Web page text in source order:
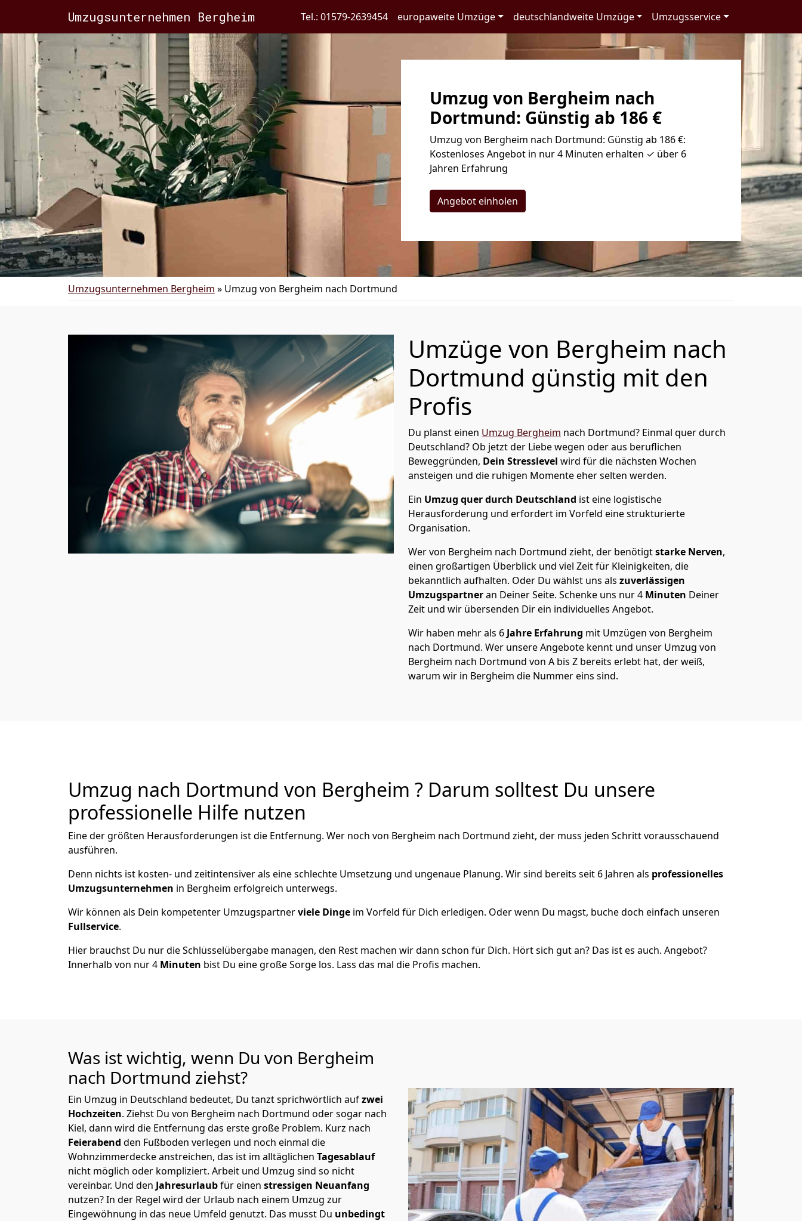
Umzugsunternehmen Bergheim Tel.: 01579-2639454 europaweite Umzüge deutschlandweite Umzüge Umzugsservice
Umzug von Bergheim nach
Dortmund: Günstig ab 186 €
Umzug von Bergheim nach Dortmund: Günstig ab 186 €:
Kostenloses Angebot in nur 4 Minuten erhalten ✓ über 6
Jahren Erfahrung
Angebot einholen
Umzugsunternehmen Bergheim » Umzug von Bergheim nach Dortmund
Umzüge von Bergheim nach
Dortmund günstig mit den
Profis
Du planst einen Umzug Bergheim nach Dortmund? Einmal quer durch
Deutschland? Ob jetzt der Liebe wegen oder aus beruflichen
Beweggründen, Dein Stresslevel wird für die nächsten Wochen
ansteigen und die ruhigen Momente eher selten werden.
Ein Umzug quer durch Deutschland ist eine logistische
Herausforderung und erfordert im Vorfeld eine strukturierte
Organisation.
Wer von Bergheim nach Dortmund zieht, der benötigtstarke Nerven,
einen großartigen Überblick und viel Zeit für Kleinigkeiten, die
bekanntlich aufhalten. Oder Du wählst uns als zuverlässigen
Umzugspartneran Deiner Seite. Schenke uns nur4 Minuten Deiner
Zeit und wir übersenden Dir ein individuelles Angebot.
Wir haben mehr als 6 Jahre Erfahrung mit Umzügen von Bergheim
nach Dortmund. Wer unsere Angebote kennt und unser Umzug von
Bergheim nach Dortmund von A bis Z bereits erlebt hat, der weiß,
warum wir in Bergheim die Nummer eins sind.
Umzug nach Dortmund von Bergheim ? Darum solltest Du unsere
professionelle Hilfe nutzen
Eine der größten Herausforderungen ist die Entfernung. Wer noch von Bergheim nach Dortmund zieht, der muss jeden Schritt vorausschauend
ausführen.
Denn nichts ist kosten- und zeitintensiver als eine schlechte Umsetzung und ungenaue Planung. Wir sind bereits seit 6 Jahren als professionelles
Umzugsunternehmen in Bergheim erfolgreich unterwegs.
Wir können als Dein kompetenter Umzugspartnerviele Dinge im Vorfeld für Dich erledigen. Oder wenn Du magst, buche doch einfach unseren
Fullservice.
Hier brauchst Du nur die Schlüsselübergabe managen, den Rest machen wir dann schon für Dich. Hört sich gut an? Das ist es auch. Angebot?
Innerhalb von nur 4 Minuten bist Du eine große Sorge los. Lass das mal die Profis machen.
Was ist wichtig, wenn Du von Bergheim
nach Dortmund ziehst?
Ein Umzug in Deutschland bedeutet, Du tanzt sprichwörtlich aufzwei
Hochzeiten. Ziehst Du von Bergheim nach Dortmund oder sogar nach
Kiel, dann wird die Entfernung das erste große Problem. Kurz nach
Feierabend den Fußboden verlegen und noch einmal die
Wohnzimmerdecke anstreichen, das ist im alltäglichen Tagesablauf
nicht möglich oder kompliziert. Arbeit und Umzug sind so nicht
vereinbar. Und den Jahresurlaubfür einen stressigen Neuanfang
nutzen? In der Regel wird der Urlaub nach einem Umzug zur
Eingewöhnung in das neue Umfeld genutzt. Das musst Du unbedingt